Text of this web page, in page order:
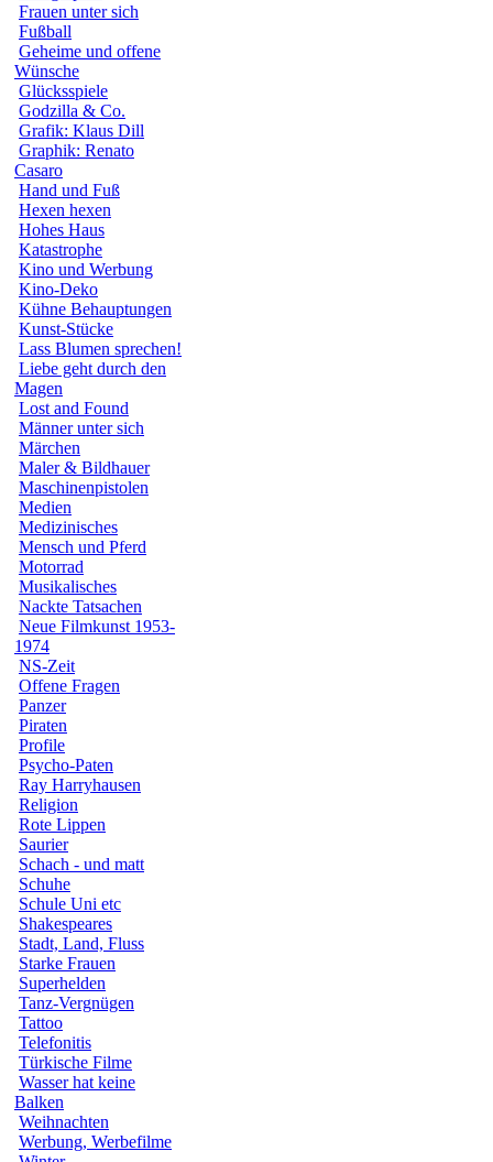
Frauen unter sich
Fußball
Geheime und offene
Wünsche
Glücksspiele
Godzilla & Co.
Grafik: Klaus Dill
Graphik: Renato
Casaro
Hand und Fuß
Hexen hexen
Hohes Haus
Katastrophe
Kino und Werbung
Kino-Deko
Kühne Behauptungen
Kunst-Stücke
Lass Blumen sprechen!
Liebe geht durch den
Magen
Lost and Found
Männer unter sich
Märchen
Maler & Bildhauer
Maschinenpistolen
Medien
Medizinisches
Mensch und Pferd
Motorrad
Musikalisches
Nackte Tatsachen
Neue Filmkunst 1953-
1974
NS-Zeit
Offene Fragen
Panzer
Piraten
Profile
Psycho-Paten
Ray Harryhausen
Religion
Rote Lippen
Saurier
Schach - und matt
Schuhe
Schule Uni etc
Shakespeares
Stadt, Land, Fluss
Starke Frauen
Superhelden
Tanz-Vergnügen
Tattoo
Telefonitis
Türkische Filme
Wasser hat keine
Balken
Weihnachten
Werbung, Werbefilme